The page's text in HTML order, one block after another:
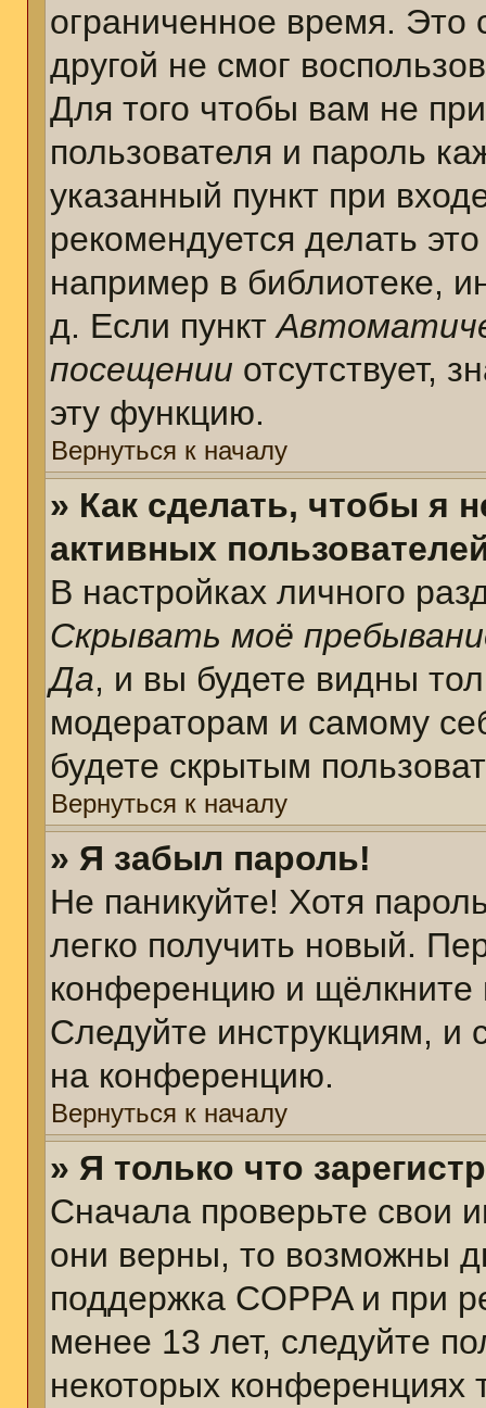
ограниченное время. Это
другой не смог
Для того чтобы вам не
пользователя и пароль
указанный пункт при
рекомендуется делать
например в библиотеке,
д. Если пункт
посещении отсутствует,
эту функцию.
Вернуться к началу
» Как сделать, чтобы я
активных
В настройках личного
Скрывать моё
Да, и вы будете видны
модераторам и самому
будете скрытым
Вернуться к началу
» Я забыл пароль!
Не паникуйте! Хотя
легко получить новый.
конференцию и щёлкните
Следуйте инструкциям, и
на конференцию.
Вернуться к началу
» Я только что
Сначала проверьте свои
они верны, то возможны
поддержка COPPA и при
менее 13 лет, следуйте
некоторых конференциях